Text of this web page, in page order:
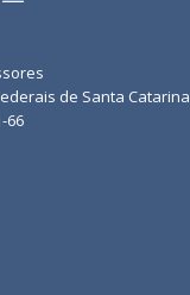
de Santa Catarina
66